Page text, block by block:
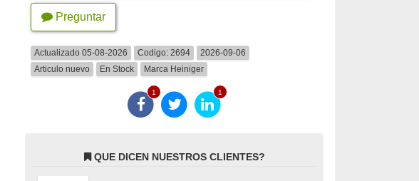
Preguntar
Actualizado 05-08-2026 Codigo:2694
2026-09-06
Articulo nuevo
En Stock Marca Heiniger
1 1
QUE DICEN NUESTROS CLIENTES?